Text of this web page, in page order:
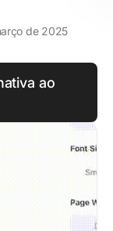
de 2025
ao